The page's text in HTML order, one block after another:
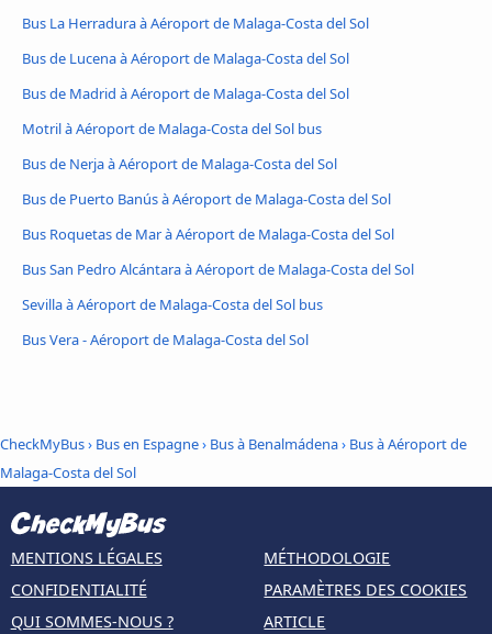
Bus La Herradura à Aéroport de Malaga-Costa del Sol
Bus de Lucena à Aéroport de Malaga-Costa del Sol
Bus de Madrid à Aéroport de Malaga-Costa del Sol
Motril à Aéroport de Malaga-Costa del Sol bus
Bus de Nerja à Aéroport de Malaga-Costa del Sol
Bus de Puerto Banús à Aéroport de Malaga-Costa del Sol
Bus Roquetas de Mar à Aéroport de Malaga-Costa del Sol
Bus San Pedro Alcántara à Aéroport de Malaga-Costa del Sol
Sevilla à Aéroport de Malaga-Costa del Sol bus
Bus Vera - Aéroport de Malaga-Costa del Sol
CheckMyBus› Bus en Espagne› Bus à Benalmádena› Bus à Aéroport de
Malaga-Costa del Sol
MENTIONS LÉGALES
CONFIDENTIALITÉ
QUI SOMMES-NOUS ?
MÉTHODOLOGIE
PARAMÈTRES DES COOKIES
ARTICLE